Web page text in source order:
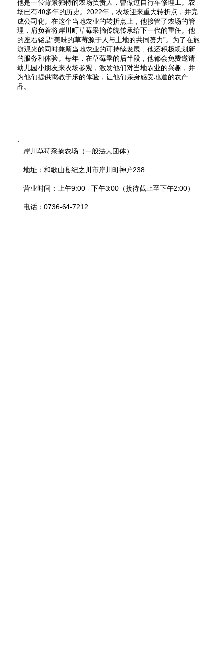
他是一位背景独特的农场负责人，曾做过自行车修理工。农
场已有40多年的历史。2022年，农场迎来重大转折点，并完
成公司化。在这个当地农业的转折点上，他接管了农场的管
理，肩负着将岸川町草莓采摘传统传承给下一代的重任。他
的座右铭是“美味的草莓源于人与土地的共同努力”。为了在旅
游观光的同时兼顾当地农业的可持续发展，他还积极规划新
的服务和体验。每年，在草莓季的后半段，他都会免费邀请
幼儿园小朋友来农场参观，激发他们对当地农业的兴趣，并
为他们提供寓教于乐的体验，让他们亲身感受地道的农产
品。
岸川草莓采摘农场（一般法人团体）
地址：和歌山县纪之川市岸川町神户238
营业时间：上午9:00 - 下午3:00（接待截止至下午2:00）
电话：0736-64-7212